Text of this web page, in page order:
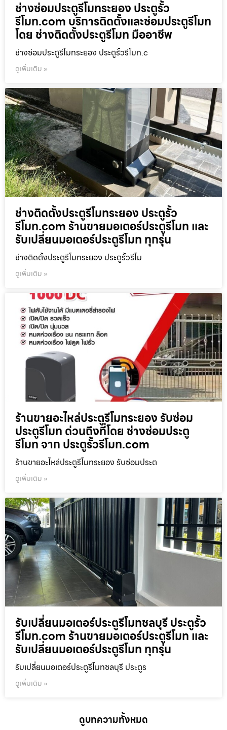
ช่างซ่อมประตูรีโมทระยอง ประตูรั้ว
รีโมท.com บริการติดตั้งและซ่อมประตูรีโมท
โดย ช่างติดตั้งประตูรีโมท มืออาชีพ
ช่างซ่อมประตูรีโมทระยอง ประตูรั้วรีโมท.c
ดูเพิ่มเติม »
ช่างติดตั้งประตูรีโมทระยอง ประตูรั้ว
รีโมท.com ร้านขายมอเตอร์ประตูรีโมท และ
รับเปลี่ยนมอเตอร์ประตูรีโมท ทุกรุ่น
ช่างติดตั้งประตูรีโมทระยอง ประตูรั้วรีโม
ดูเพิ่มเติม »
ร้านขายอะไหล่ประตูรีโมทระยอง รับซ่อม
ประตูรีโมท ด่วนถึงที่โดย ช่างซ่อมประตู
รีโมท จาก ประตูรั้วรีโมท.com
ร้านขายอะไหล่ประตูรีโมทระยอง รับซ่อมประต
ดูเพิ่มเติม »
รับเปลี่ยนมอเตอร์ประตูรีโมทชลบุรี ประตูรั้ว
รีโมท.com ร้านขายมอเตอร์ประตูรีโมท และ
รับเปลี่ยนมอเตอร์ประตูรีโมท ทุกรุ่น
รับเปลี่ยนมอเตอร์ประตูรีโมทชลบุรี ประตูร
ดูเพิ่มเติม »
ดูบทความทั้งหมด